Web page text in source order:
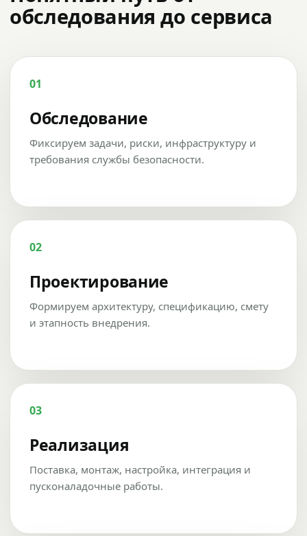
обследования до сервиса
01
Обследование
Фиксируем задачи, риски, инфраструктуру и
требования службы безопасности.
02
Проектирование
Формируем архитектуру, спецификацию, смету
и этапность внедрения.
03
Реализация
Поставка, монтаж, настройка, интеграция и
пусконаладочные работы.